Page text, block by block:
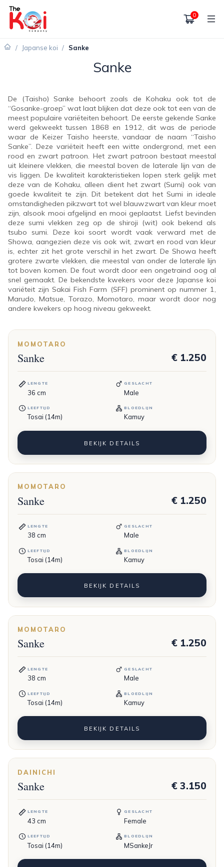
0
/ Japanse koi / Sanke
Sanke
De (Taisho) Sanke behoort zoals de Kohaku ook tot de
“Gosanke-groep” wat laat blijken dat deze ook tot een van de
meest populaire variëteiten behoort. De eerste gekende Sanke
werd gekweekt tussen 1868 en 1912, dit was de periode
waar de Keizer Taisho heerste, vandaar de naam “Taisho
Sanke”. Deze variëteit heeft een witte ondergrond, met een
rood en zwart patroon. Het zwart patroon bestaat meestal
uit kleinere vlekken, die meestal boven de laterale lijn van de
vis liggen. De kwaliteit karakteristieken lopen sterk gelijk met
deze van de Kohaku, alleen dient het zwart (Sumi) ook van
goede kwaliteit te zijn. Dit betekent dat het Sumi in ideale
omstandigheden pikzwart tot wel blauwzwart van kleur moet
zijn, alsook mooi afgelijnd en mooi geplaatst. Liefst bevinden
deze sumi vlekken zeg op de shiroji (wit) ook bekend als
tsubo sumi. Deze koi soort wordt vaak verward met de
Showa, aangezien deze vis ook wit, zwart en rood van kleur
is, echter zit het grote verschil in het zwart. De Showa heeft
grotere zwarte vlekken, die meestal van onder de laterale lijn
tot boven komen. De fout wordt door een ongetraind oog al
snel gemaakt. De bekendste kwekers voor deze Japanse koi
variëteit zijn Sakai Fish Farm (SFF) prominent op nummer 1,
Marudo, Matsue, Torazo, Momotaro, maar wordt door nog
andere kwekers op hoog niveau gekweekt.
MOMOTARO
Sanke € 1.250
LENGTE
36 cm
GESLACHT
Male
LEEFTIJD
Tosai (14m)
BLOEDLIJN
Kamuy
BEKIJK DETAILS
MOMOTARO
Sanke € 1.250
LENGTE
38 cm
GESLACHT
Male
LEEFTIJD
Tosai (14m)
BLOEDLIJN
Kamuy
BEKIJK DETAILS
MOMOTARO
Sanke € 1.250
LENGTE
38 cm
GESLACHT
Male
LEEFTIJD
Tosai (14m)
BLOEDLIJN
Kamuy
BEKIJK DETAILS
DAINICHI
Sanke € 3.150
LENGTE
43 cm
GESLACHT
Female
LEEFTIJD
Tosai (14m)
BLOEDLIJN
MSankeJr